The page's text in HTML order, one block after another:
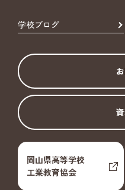
学校ブログ
岡山県高等学校
工業教育協会